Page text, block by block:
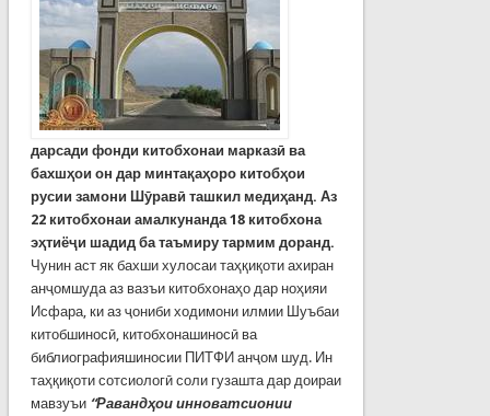
дарсади фонди китобхонаи марказӣ ва
бахшҳои он дар минтақаҳоро китобҳои
русии замони Шӯравӣ ташкил медиҳанд. Аз
22 китобхонаи амалкунанда 18 китобхона
эҳтиёҷи шадид ба таъмиру тармим доранд.
Чунин аст як бахши хулосаи таҳқиқоти ахиран
анҷомшуда аз вазъи китобхонаҳо дар ноҳияи
Исфара, ки аз ҷониби ходимони илмии Шуъбаи
китобшиносӣ, китобхонашиносӣ ва
библиографияшиносии ПИТФИ анҷом шуд. Ин
таҳқиқоти сотсиологӣ соли гузашта дар доираи
мавзуъи “Равандҳоиинноватсионии